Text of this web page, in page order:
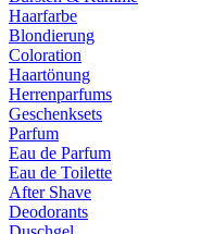
Haarfarbe
Blondierung
Coloration
Haartönung
Herrenparfums
Geschenksets
Parfum
Eau de Parfum
Eau de Toilette
After Shave
Deodorants